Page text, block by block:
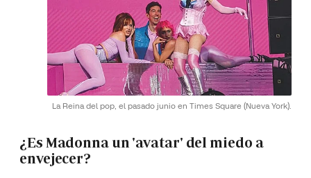
La Reina del pop, el pasado junio en Times Square (Nueva York).
¿Es Madonna un 'avatar' del miedo a
envejecer?